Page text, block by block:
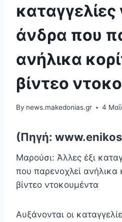
καταγγελίες
άνδρα που
ανήλικα
βίντεο
By news.makedonias.gr 4
(Πηγή:
Μαρούσι: Άλλες έξι
που παρενοχλεί ανήλικα
βίντεο ντοκουμέντα
Αυξάνονται οι